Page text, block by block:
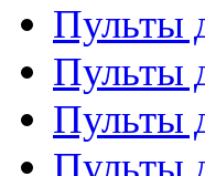
Пульты
Пульты
Пульты
Пульты